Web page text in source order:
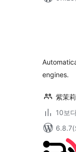
engines.
紫茉
10보
6.8.7(